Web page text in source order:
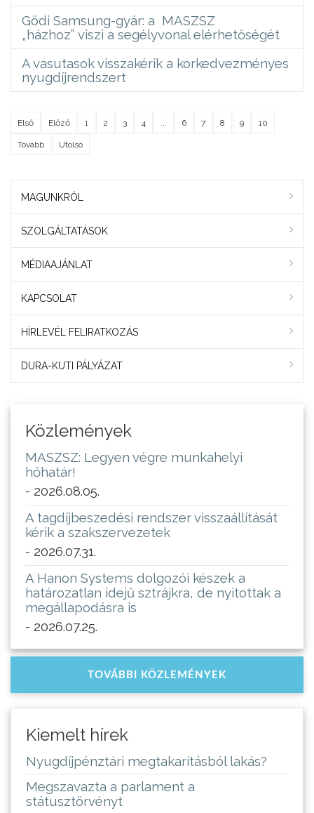
Gödi Samsung-gyár: a MASZSZ
„házhoz” viszi a segélyvonal elérhetőségét
A vasutasok visszakérik a korkedvezményes
nyugdíjrendszert
Első Előző 1 2 3 4 6 7 8 9 10
Tovább Utolsó
MAGUNKRÓL
SZOLGÁLTATÁSOK
MÉDIAAJÁNLAT
KAPCSOLAT
HÍRLEVÉL FELIRATKOZÁS
DURA-KUTI PÁLYÁZAT
Közlemények
MASZSZ: Legyen végre munkahelyi
hőhatár!
- 2026.08.05.
A tagdíjbeszedési rendszer visszaállítását
kérik a szakszervezetek
- 2026.07.31.
A Hanon Systems dolgozói készek a
határozatlan idejű sztrájkra, de nyitottak a
megállapodásra is
- 2026.07.25.
TOVÁBBI KÖZLEMÉNYEK
Kiemelt hírek
Nyugdíjpénztári megtakarításból lakás?
Megszavazta a parlament a
státusztörvényt